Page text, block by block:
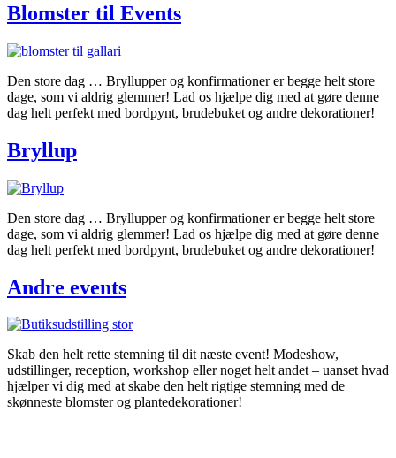
Blomster til Events
Den store dag … Bryllupper og konfirmationer er begge helt store
dage, som vi aldrig glemmer! Lad os hjælpe dig med at gøre denne
dag helt perfekt med bordpynt, brudebuket og andre dekorationer!
Bryllup
Den store dag … Bryllupper og konfirmationer er begge helt store
dage, som vi aldrig glemmer! Lad os hjælpe dig med at gøre denne
dag helt perfekt med bordpynt, brudebuket og andre dekorationer!
Andre events
Skab den helt rette stemning til dit næste event! Modeshow,
udstillinger, reception, workshop eller noget helt andet – uanset hvad
hjælper vi dig med at skabe den helt rigtige stemning med de
skønneste blomster og plantedekorationer!